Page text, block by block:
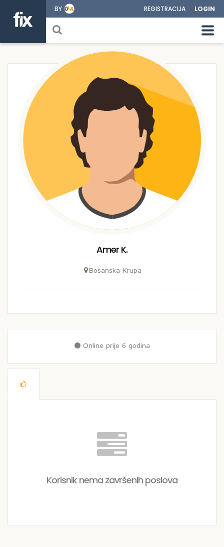
BY REGISTRACIJA LOGIN
Amer K.
Bosanska Krupa
Online prije 6 godina
Korisnik nema završenih poslova